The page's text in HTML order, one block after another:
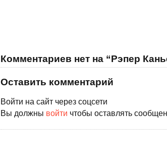
Комментариев нет на “Рэпер
Оставить комментарий
Войти на сайт через соцсети
Вы должны войти чтобы оставлять